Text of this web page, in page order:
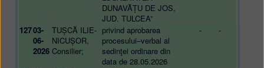
DUNAVĂȚU DE JOS,
JUD. TULCEA”
12703-
06-
2026
TUȘCĂ ILIE-
NICUȘOR,
Consilier;
privind aprobarea
procesului–verbal al
sedinţei ordinare din
data de 28.05.2026
- -